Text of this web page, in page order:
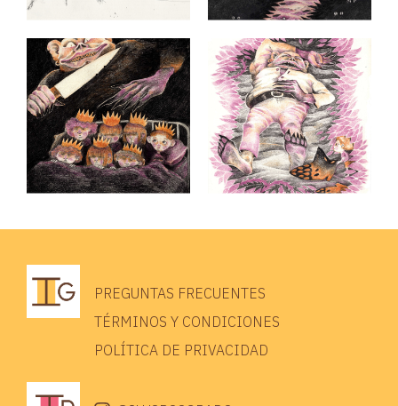
PREGUNTAS FRECUENTES
TÉRMINOS Y CONDICIONES
POLÍTICA DE PRIVACIDAD